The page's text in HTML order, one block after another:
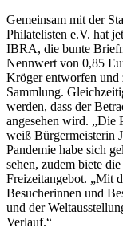
Gemeinsam mit der
Philatelisten e.V. hat
IBRA, die bunte
Nennwert von 0,85
Kröger entworfen und
Sammlung.
werden, dass der
angesehen wird. „Die
weiß Bürgermeisterin
Pandemie habe sich
sehen, zudem biete
Freizeitangebot. „Mit
Besucherinnen und
und der
Verlauf.“